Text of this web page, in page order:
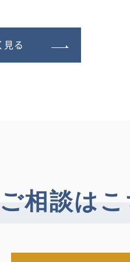
見る
ご相談は